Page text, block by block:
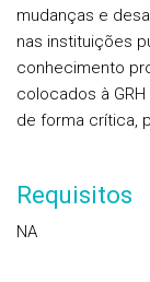
mudanças e
nas instituições
conhecimento
colocados à
de forma crítica,
Requisitos
NA